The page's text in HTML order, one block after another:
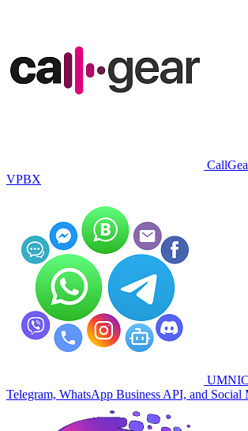
VPBX
Telegram, WhatsApp Business API, and Social